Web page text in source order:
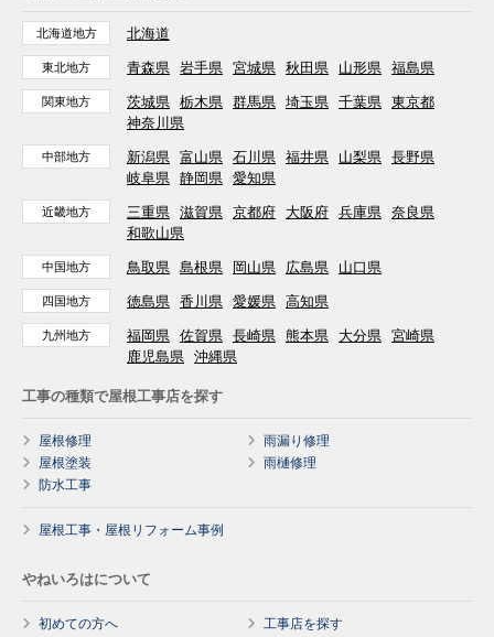
北海道地方 北海道
東北地方 青森県 岩手県 宮城県 秋田県 山形県 福島県
関東地方 茨城県 栃木県 群馬県 埼玉県 千葉県 東京都
神奈川県
中部地方 新潟県 富山県 石川県 福井県 山梨県 長野県
岐阜県 静岡県 愛知県
近畿地方 三重県 滋賀県 京都府 大阪府 兵庫県 奈良県
和歌山県
中国地方 鳥取県 島根県 岡山県 広島県 山口県
四国地方 徳島県 香川県 愛媛県 高知県
九州地方 福岡県 佐賀県 長崎県 熊本県 大分県 宮崎県
鹿児島県 沖縄県
工事の種類で屋根工事店を探す
屋根修理
雨漏り修理
屋根塗装
雨樋修理
防水工事
屋根工事・屋根リフォーム事例
やねいろはについて
初めての方へ
工事店を探す